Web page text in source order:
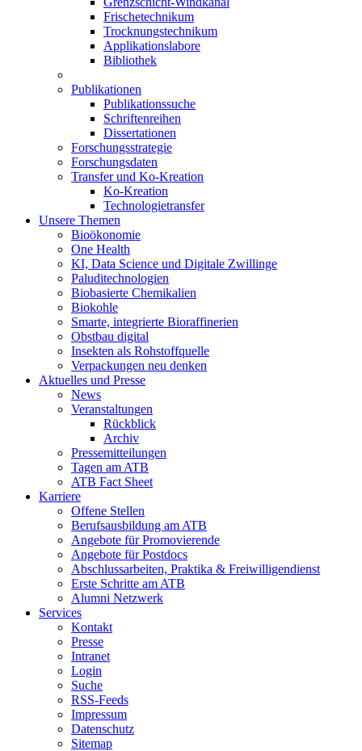
Frischetechnikum
Trocknungstechnikum
Applikationslabore
Bibliothek
Publikationen
Publikationssuche
Schriftenreihen
Dissertationen
Forschungsstrategie
Forschungsdaten
Transfer und Ko-Kreation
Ko-Kreation
Technologietransfer
Unsere Themen
Bioökonomie
One Health
KI, Data Science und Digitale Zwillinge
Paluditechnologien
Biobasierte Chemikalien
Biokohle
Smarte, integrierte Bioraffinerien
Obstbau digital
Insekten als Rohstoffquelle
Verpackungen neu denken
Aktuelles und Presse
News
Veranstaltungen
Rückblick
Archiv
Pressemitteilungen
Tagen am ATB
ATB Fact Sheet
Karriere
Offene Stellen
Berufsausbildung am ATB
Angebote für Promovierende
Angebote für Postdocs
Abschlussarbeiten, Praktika & Freiwilligendienst
Erste Schritte am ATB
Alumni Netzwerk
Services
Kontakt
Presse
Intranet
Login
Suche
RSS-Feeds
Impressum
Datenschutz
Sitemap